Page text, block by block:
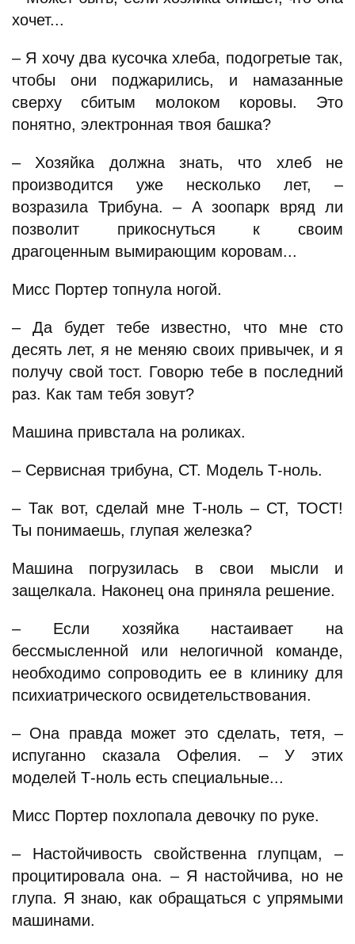
хочет...
– Я хочу два кусочка хлеба, подогретые так,
чтобы они поджарились, и намазанные
сверху сбитым молоком коровы. Это
понятно, электронная твоя башка?
– Хозяйка должна знать, что хлеб не
производится уже несколько лет, –
возразила Трибуна. – А зоопарк вряд ли
позволит прикоснуться к своим
драгоценным вымирающим коровам...
Мисс Портер топнула ногой.
– Да будет тебе известно, что мне сто
десять лет, я не меняю своих привычек, и я
получу свой тост. Говорю тебе в последний
раз. Как там тебя зовут?
Машина привстала на роликах.
– Сервисная трибуна, СТ. Модель Т-ноль.
– Так вот, сделай мне Т-ноль – СТ, ТОСТ!
Ты понимаешь, глупая железка?
Машина погрузилась в свои мысли и
защелкала. Наконец она приняла решение.
– Если хозяйка настаивает на
бессмысленной или нелогичной команде,
необходимо сопроводить ее в клинику для
психиатрического освидетельствования.
– Она правда может это сделать, тетя, –
испуганно сказала Офелия. – У этих
моделей Т-ноль есть специальные...
Мисс Портер похлопала девочку по руке.
– Настойчивость свойственна глупцам, –
процитировала она. – Я настойчива, но не
глупа. Я знаю, как обращаться с упрямыми
машинами.